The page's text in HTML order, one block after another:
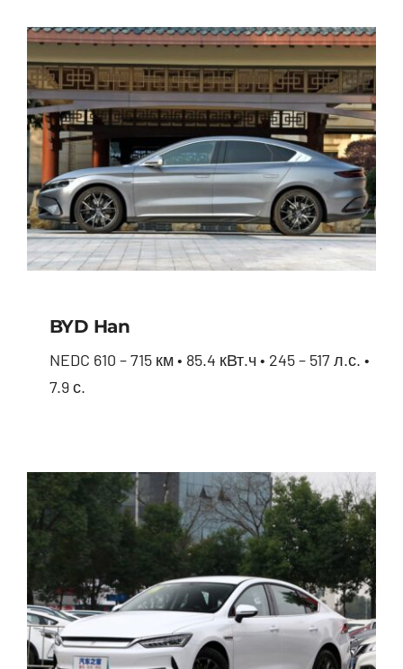
BYD Han
NEDC 610 – 715 км • 85.4 кВт.ч • 245 – 517 л.с. •
7.9 с.